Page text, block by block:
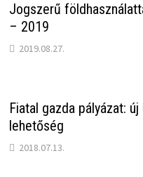
Jogszerű
– 2019
2019.08.27.
Fiatal gazda pályázat:
lehetőség
2018.07.13.